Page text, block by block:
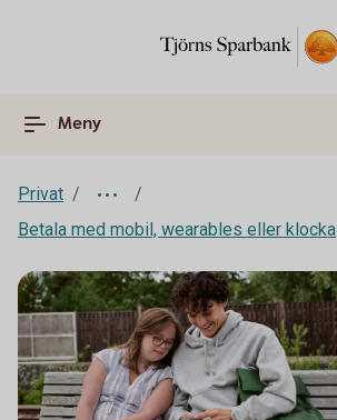
Meny
Privat
Betala med mobil, wearables eller klocka